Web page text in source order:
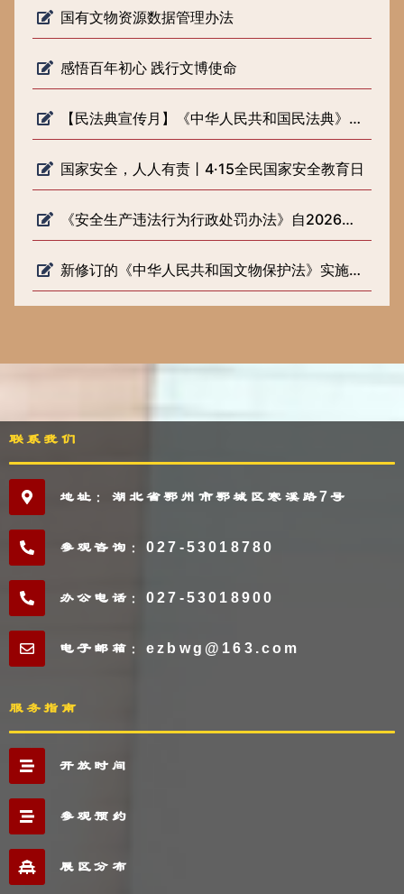
国有文物资源数据管理办法
感悟百年初心 践行文博使命
【民法典宣传月】《中华人民共和国民法典》知识普及
国家安全，人人有责丨4·15全民国家安全教育日
《安全生产违法行为行政处罚办法》自2026年2月1日起施行
新修订的《中华人民共和国文物保护法》实施一周年
联系我们
地址：湖北省鄂州市鄂城区寒溪路7号
参观咨询：027-53018780
办公电话：027-53018900
电子邮箱：ezbwg@163.com
服务指南
开放时间
参观预约
展区分布